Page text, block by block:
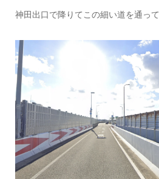
神田出口で降りてこの細い道を通って